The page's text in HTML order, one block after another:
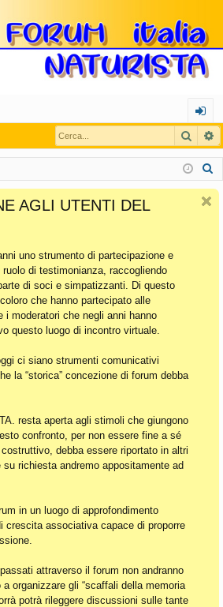
og
in
Cerca
AGLI UTENTI DEL
uno strumento di partecipazione e
di testimonianza, raccogliendo
di soci e simpatizzanti. Di questo
che hanno partecipato alle
i moderatori che negli anni hanno
questo luogo di incontro virtuale.
ci siano strumenti comunicativi
la “storica” concezione di forum debba
resta aperta agli stimoli che giungono
confronto, per non essere fine a sé
debba essere riportato in altri
richiesta andremo appositamente ad
in un luogo di approfondimento
crescita associativa capace di proporre
attraverso il forum non andranno
organizzare gli “scaffali della memoria
potrà rileggere discussioni sulle tante